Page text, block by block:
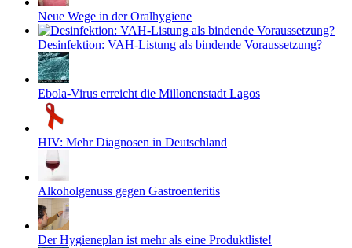
Neue Wege in der Oralhygiene
Desinfektion: VAH-Listung als bindende Voraussetzung?
Ebola-Virus erreicht die Millonenstadt Lagos
HIV: Mehr Diagnosen in Deutschland
Alkoholgenuss gegen Gastroenteritis
Der Hygieneplan ist mehr als eine Produktliste!